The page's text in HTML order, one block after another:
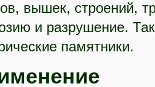
вышек, строений,
и разрушение.
памятники.